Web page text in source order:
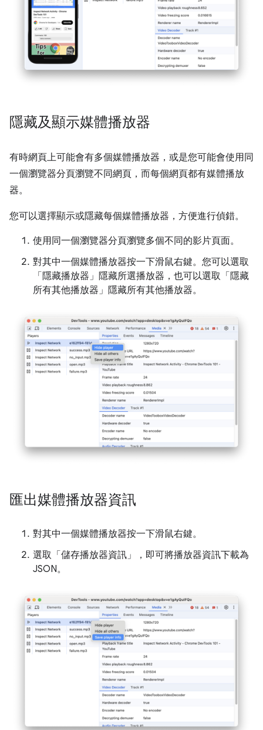
隱藏及顯示媒體播放器
有時網頁上可能會有多個媒體播放器，或是您可能會使用同
一個瀏覽器分頁瀏覽不同網頁，而每個網頁都有媒體播放
器。
您可以選擇顯示或隱藏每個媒體播放器，方便進行偵錯。
使用同一個瀏覽器分頁瀏覽多個不同的影片頁面。
對其中一個媒體播放器按一下滑鼠右鍵。您可以選取
「隱藏播放器」 隱藏所選播放器，也可以選取「隱藏
所有其他播放器」 隱藏所有其他播放器。
匯出媒體播放器資訊
對其中一個媒體播放器按一下滑鼠右鍵。
選取「儲存播放器資訊」
，即可將播放器資訊下載為
JSON。